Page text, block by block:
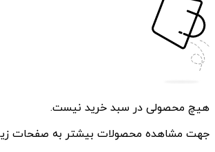
هیچ محصولی در سبد خرید نیست.
جهت مشاهده محصولات بیشتر به صفحات زیر